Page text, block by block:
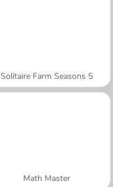
Solitaire Farm Seasons 5
Math Master